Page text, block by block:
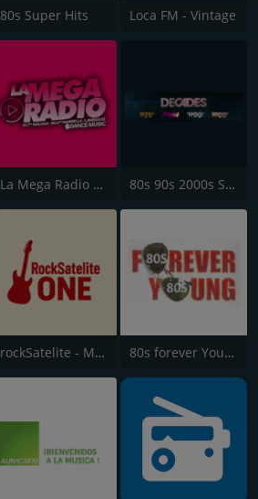
80s Super Hits Loca FM - Vintage
La Mega Radio 91.7 FM 80s 90s 2000s Super Hits UK
rockSatelite - MadridONE 80s forever Young